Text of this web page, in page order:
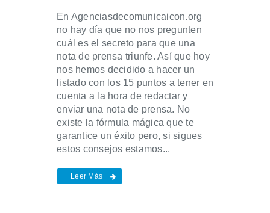
En Agenciasdecomunicaicon.org
no hay día que no nos pregunten
cuál es el secreto para que una
nota de prensa triunfe. Así que hoy
nos hemos decidido a hacer un
listado con los 15 puntos a tener en
cuenta a la hora de redactar y
enviar una nota de prensa. No
existe la fórmula mágica que te
garantice un éxito pero, si sigues
estos consejos estamos...
Leer Más